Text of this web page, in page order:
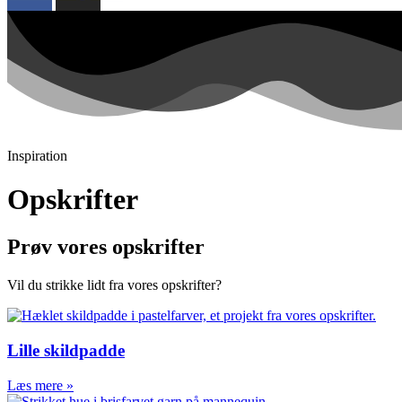
Inspiration
Opskrifter
Prøv vores opskrifter
Vil du strikke lidt fra vores opskrifter?
Lille skildpadde
Læs mere »